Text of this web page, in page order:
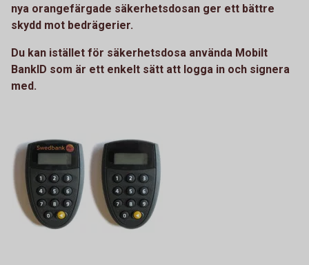
nya orangefärgade säkerhetsdosan ger ett bättre
skydd mot bedrägerier.
Du kan istället för säkerhetsdosa använda Mobilt
BankID som är ett enkelt sätt att logga in och signera
med.